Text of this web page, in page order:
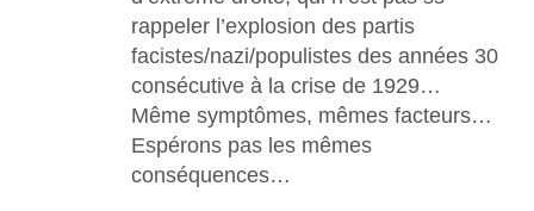
rappeler l’explosion des partis
facistes/nazi/populistes des années 30
consécutive à la crise de 1929…
Même symptômes, mêmes facteurs…
Espérons pas les mêmes
conséquences…